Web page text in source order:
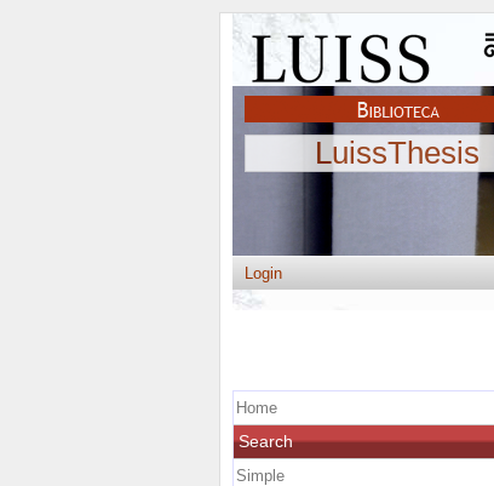
LuissThesis
Login
Home
Search
Simple